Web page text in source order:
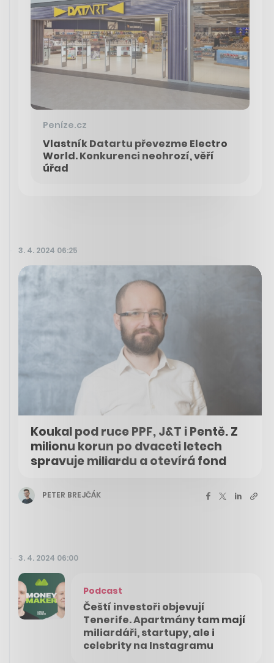
Peníze.cz
Vlastník Datartu převezme Electro
World. Konkurenci neohrozí, věří
úřad
3. 4. 2024 06:25
Koukal pod ruce PPF, J&T i Pentě. Z
milionu korun po dvaceti letech
spravuje miliardu a otevírá fond
PETER BREJČÁK
3. 4. 2024 06:00
Podcast
Čeští investoři objevují
Tenerife. Apartmány tam mají
miliardáři, startupy, ale i
celebrity na Instagramu